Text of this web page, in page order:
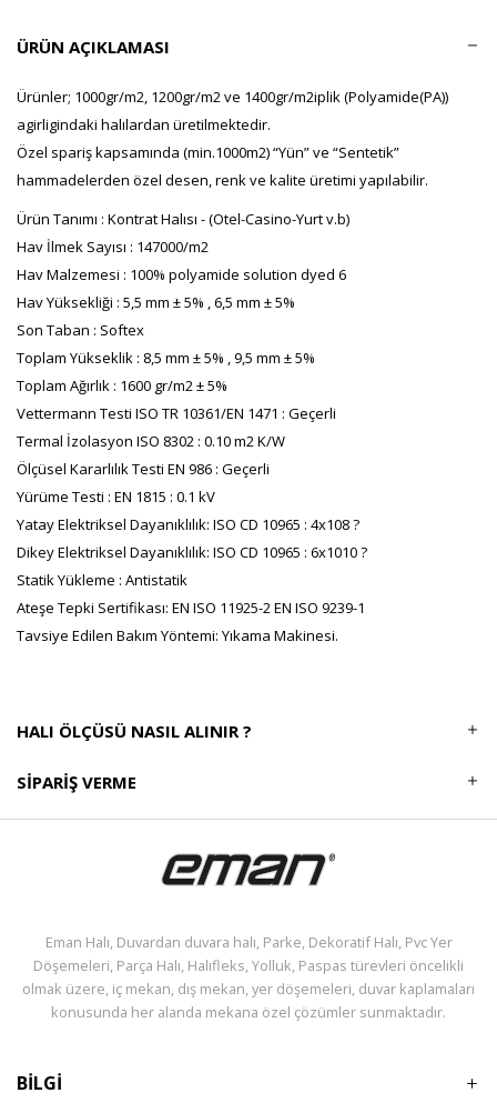
ÜRÜN AÇIKLAMASI
Ürünler; 1000gr/m2, 1200gr/m2 ve 1400gr/m2iplik (Polyamide(PA))
agirligindaki halılardan üretilmektedir.
Özel spariş kapsamında (min.1000m2) “Yün” ve “Sentetik”
hammadelerden özel desen, renk ve kalite üretimi yapılabilir.
Ürün Tanımı : Kontrat Halısı - (Otel-Casino-Yurt v.b)
Hav İlmek Sayısı : 147000/m2
Hav Malzemesi : 100% polyamide solution dyed 6
Hav Yüksekliği : 5,5 mm ± 5% , 6,5 mm ± 5%
Son Taban : Softex
Toplam Yükseklik : 8,5 mm ± 5% , 9,5 mm ± 5%
Toplam Ağırlık : 1600 gr/m2 ± 5%
Vettermann Testi ISO TR 10361/EN 1471 : Geçerli
Termal İzolasyon ISO 8302 : 0.10 m2 K/W
Ölçüsel Kararlılık Testi EN 986 : Geçerli
Yürüme Testi : EN 1815 : 0.1 kV
Yatay Elektriksel Dayanıklılık: ISO CD 10965 : 4x108 ?
Dikey Elektriksel Dayanıklılık: ISO CD 10965 : 6x1010 ?
Statik Yükleme : Antistatik
Ateşe Tepki Sertifikası: EN ISO 11925-2 EN ISO 9239-1
Tavsiye Edilen Bakım Yöntemi: Yıkama Makinesi.
HALI ÖLÇÜSÜ NASIL ALINIR ?
SIPARIŞ VERME
Eman Halı, Duvardan duvara halı, Parke, Dekoratif Halı, Pvc Yer
Döşemeleri, Parça Halı, Halıfleks, Yolluk, Paspas türevleri öncelikli
olmak üzere, iç mekan, dış mekan, yer döşemeleri, duvar kaplamaları
konusunda her alanda mekana özel çözümler sunmaktadır.
BİLGİ